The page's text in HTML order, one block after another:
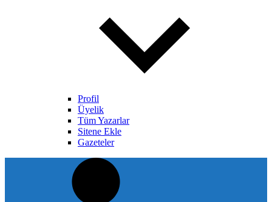
Profil
Üyelik
Tüm Yazarlar
Sitene Ekle
Gazeteler